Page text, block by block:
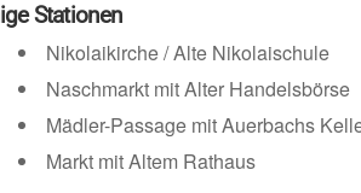
Stationen
Nikolaikirche / Alte Nikolaischule
Naschmarkt mit Alter Handelsbörse
Mädler-Passage mit Auerbachs
Markt mit Altem Rathaus